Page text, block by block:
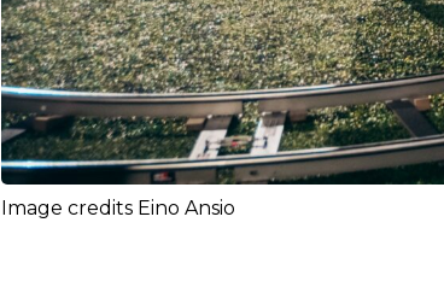
Image credits Eino Ansio